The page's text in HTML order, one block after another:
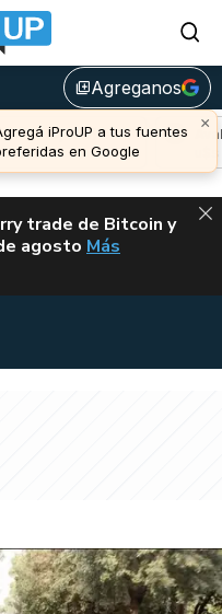
library_addAgreganos
×
iProUP a tus fuentes
en Google
(6,41%)
trade de Bitcoin y
agosto VUELVE EL
Más